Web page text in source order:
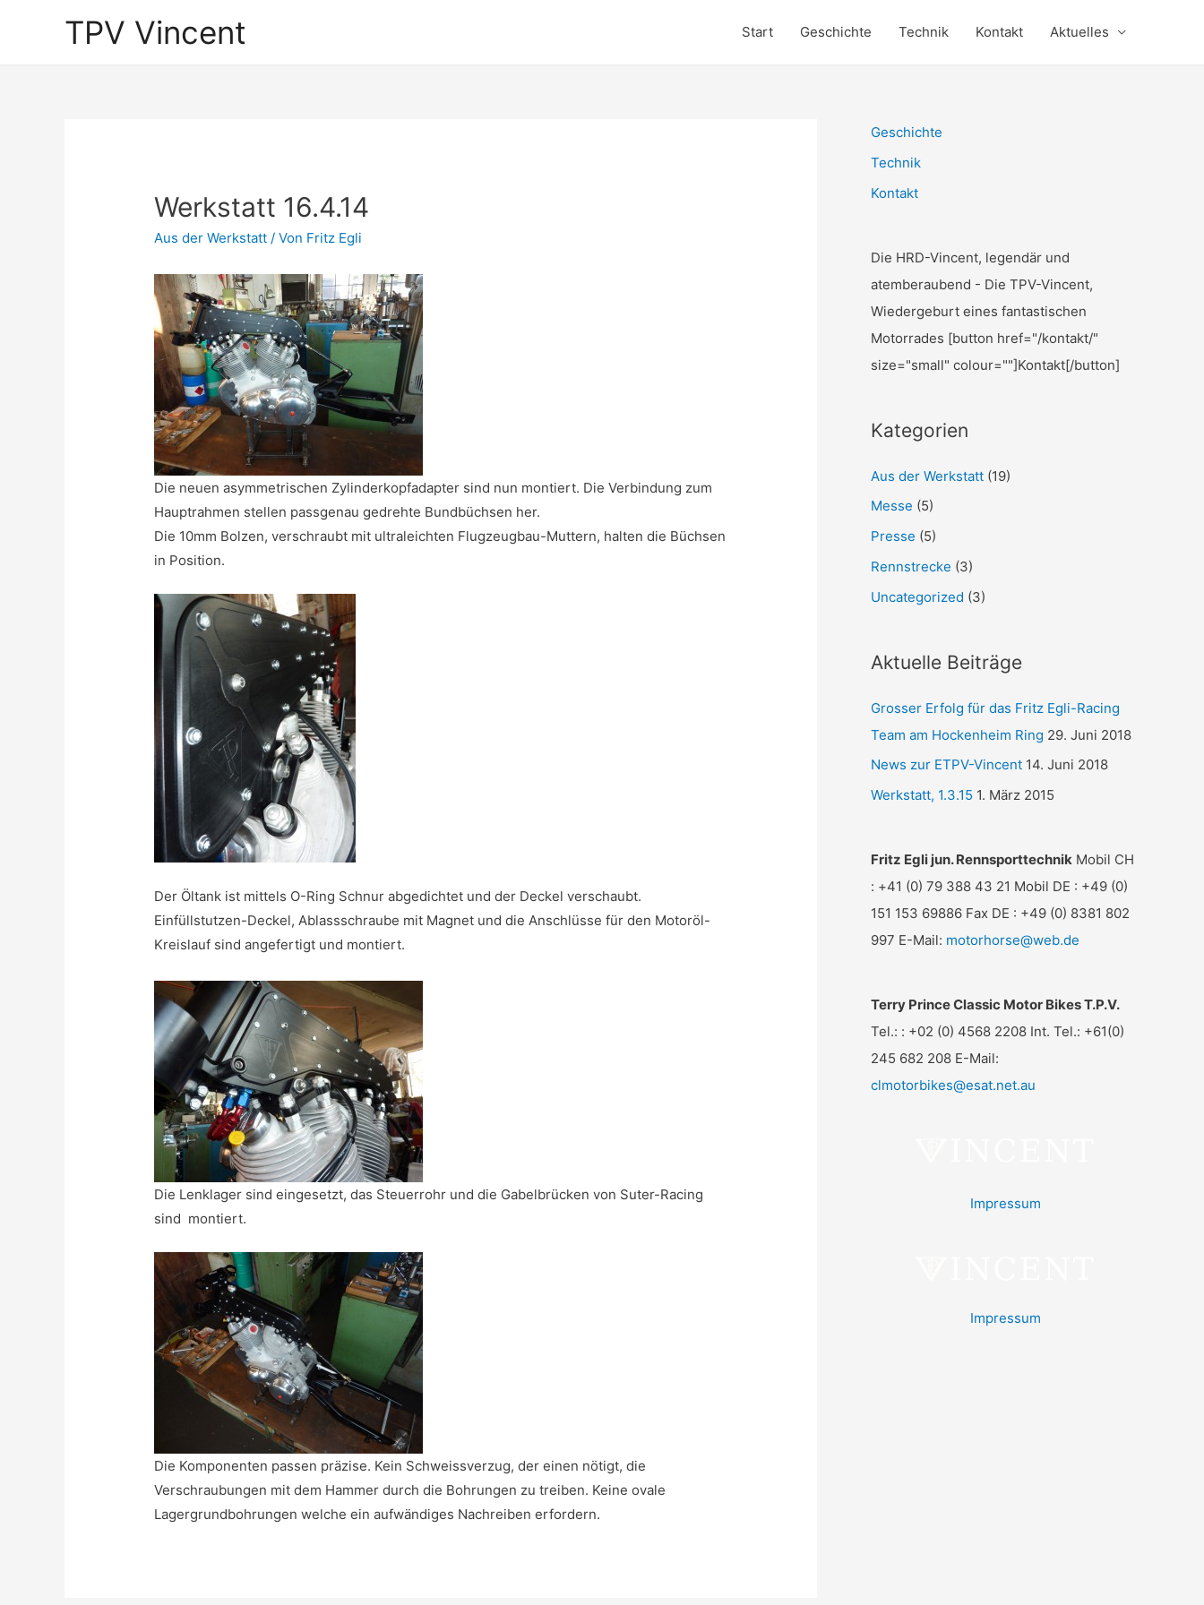
TPV Vincent Start Geschichte Technik Kontakt Aktuelles
Werkstatt 16.4.14
Aus der Werkstatt / Von Fritz Egli
Die neuen asymmetrischen Zylinderkopfadapter sind nun montiert. Die Verbindung zum
Hauptrahmen stellen passgenau gedrehte Bundbüchsen her.
Die 10mm Bolzen, verschraubt mit ultraleichten Flugzeugbau-Muttern, halten die Büchsen
in Position.
Der Öltank ist mittels O-Ring Schnur abgedichtet und der Deckel verschaubt.
Einfüllstutzen-Deckel, Ablassschraube mit Magnet und die Anschlüsse für den Motoröl-
Kreislauf sind angefertigt und montiert.
Die Lenklager sind eingesetzt, das Steuerrohr und die Gabelbrücken von Suter-Racing
sind montiert.
Die Komponenten passen präzise. Kein Schweissverzug, der einen nötigt, die
Verschraubungen mit dem Hammer durch die Bohrungen zu treiben. Keine ovale
Lagergrundbohrungen welche ein aufwändiges Nachreiben erfordern.
Geschichte
Technik
Kontakt
Die HRD-Vincent, legendär und
atemberaubend - Die TPV-Vincent,
Wiedergeburt eines fantastischen
Motorrades [button href="/kontakt/"
size="small" colour=""]Kontakt[/button]
Kategorien
Aus der Werkstatt (19)
Messe (5)
Presse (5)
Rennstrecke (3)
Uncategorized (3)
Aktuelle Beiträge
Grosser Erfolg für das Fritz Egli-Racing
Team am Hockenheim Ring 29. Juni 2018
News zur ETPV-Vincent 14. Juni 2018
Werkstatt, 1.3.15 1. März 2015
Fritz Egli jun. Rennsporttechnik Mobil CH
: +41 (0) 79 388 43 21 Mobil DE : +49 (0)
151 153 69886 Fax DE : +49 (0) 8381 802
997 E-Mail: motorhorse@web.de
Terry Prince Classic Motor Bikes T.P.V.
Tel.: : +02 (0) 4568 2208 Int. Tel.: +61(0)
245 682 208 E-Mail:
clmotorbikes@esat.net.au
Impressum
Impressum